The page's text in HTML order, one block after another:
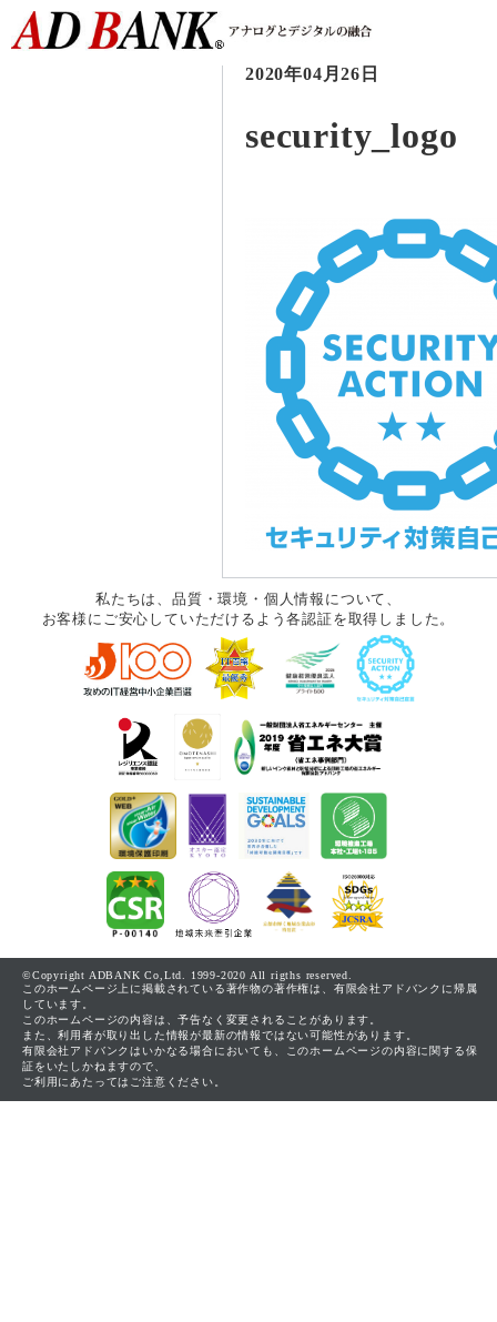
2020年04月26日
security_logo
私たちは、品質・環境・個人情報について、
お客様にご安心していただけるよう各認証を取得しました。
©Copyright ADBANK Co,Ltd. 1999-2020 All rigths reserved.
このホームページ上に掲載されている著作物の著作権は、有限会社アドバンクに帰属
しています。
このホームページの内容は、予告なく変更されることがあります。
また、利用者が取り出した情報が最新の情報ではない可能性があります。
有限会社アドバンクはいかなる場合においても、このホームページの内容に関する保
証をいたしかねますので、
ご利用にあたってはご注意ください。